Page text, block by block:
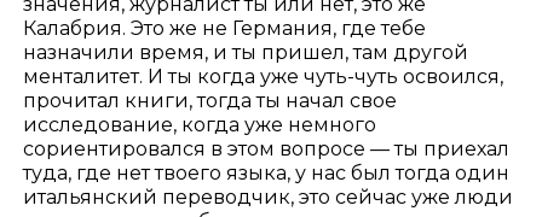
Калабрия. Это же не Германия, где тебе
назначили время, и ты пришел, там другой
менталитет. И ты когда уже чуть-чуть освоился,
прочитал книги, тогда ты начал свое
исследование, когда уже немного
сориентировался в этом вопросе — ты приехал
туда, где нет твоего языка, у нас был тогда один
итальянский переводчик, это сейчас уже люди